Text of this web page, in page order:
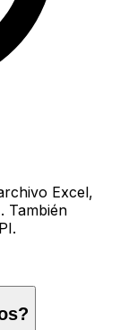
Excel,
También